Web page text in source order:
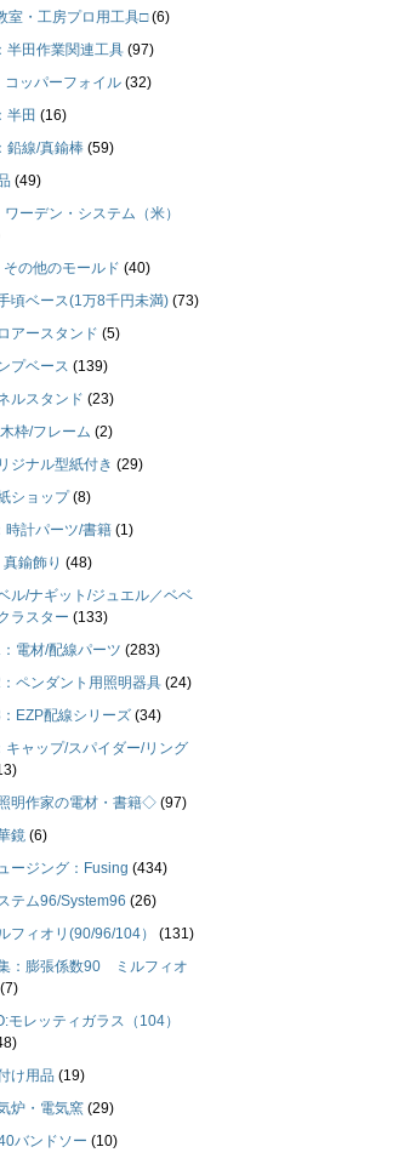
室・工房プロ用工具□ (6)
半田作業関連工具 (97)
コッパーフォイル (32)
半田 (16)
鉛線/真鍮棒 (59)
(49)
ワーデン・システム（米）
その他のモールド (40)
頃ベース(1万8千円未満) (73)
アースタンド (5)
プベース (139)
ルスタンド (23)
木枠/フレーム (2)
ジナル型紙付き (29)
ショップ (8)
時計パーツ/書籍 (1)
鍮飾り (48)
ル/ナギット/ジュエル／ベベ
ラスター (133)
電材/配線パーツ (283)
：ペンダント用照明器具 (24)
EZP配線シリーズ (34)
キャップ/スパイダー/リング
明作家の電材・書籍◇ (97)
鏡 (6)
ージング：Fusing (434)
テム96/System96 (26)
フィオリ(90/96/104）
(131)
：膨張係数90 ミルフィオ
(7)
モレッティガラス（104）
け用品 (19)
炉・電気窯 (29)
バンドソー (10)